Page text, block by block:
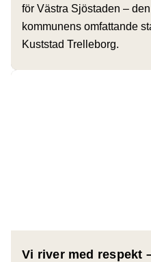
för Västra Sjöstaden –
kommunens omfattande
Kuststad Trelleborg.
Vi river med respekt